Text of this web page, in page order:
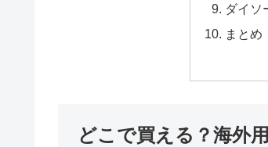
ダイソ
まとめ
どこで買える？海外